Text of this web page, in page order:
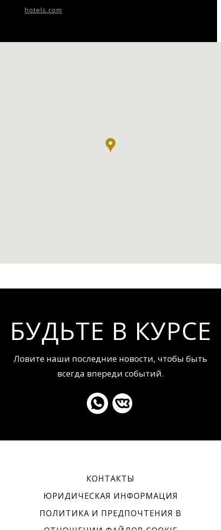
hotels.com
БУДЬТЕ В КУРСЕ
Ловите наши последние новости, чтобы быть
всегда впереди событий.
КОНТАКТЫ
ЮРИДИЧЕСКАЯ ИНФОРМАЦИЯ
ПОЛИТИКА И ПРЕДПОЧТЕНИЯ В